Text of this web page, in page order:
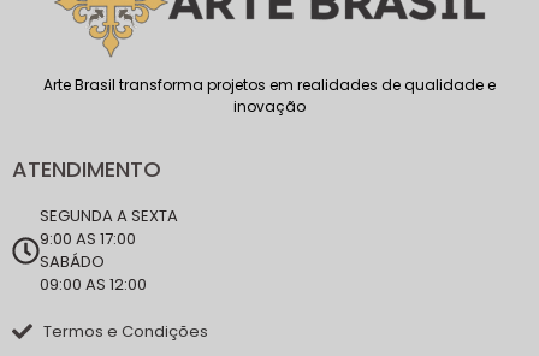
Arte Brasil transforma projetos em realidades de qualidade e
inovação
ATENDIMENTO
SEGUNDA A SEXTA
9:00 AS 17:00
SABÁDO
09:00 AS 12:00
Termos e Condições